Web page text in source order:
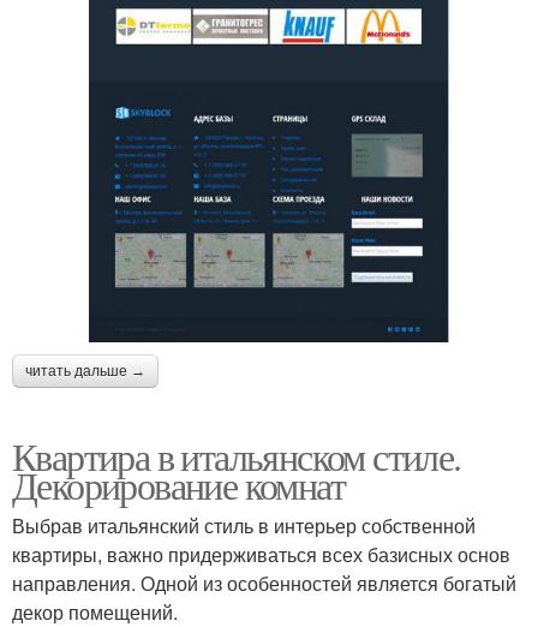
читать дальше →
Квартира в итальянском стиле.
Декорирование комнат
Выбрав итальянский стиль в интерьер собственной
квартиры, важно придерживаться всех базисных основ
направления. Одной из особенностей является богатый
декор помещений.